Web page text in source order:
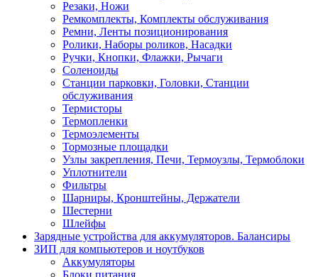
Резаки, Ножи
Ремкомплекты, Комплекты обслуживания
Ремни, Ленты позиционирования
Ролики, Наборы роликов, Насадки
Ручки, Кнопки, Флажки, Рычаги
Соленоиды
Станции парковки, Головки, Станции
обслуживания
Термисторы
Термопленки
Термоэлементы
Тормозные площадки
Узлы закрепления, Печи, Термоузлы, Термоблоки
Уплотнители
Фильтры
Шарниры, Кронштейны, Держатели
Шестерни
Шлейфы
Зарядные устройства для аккумуляторов. Балансиры
ЗИП для компьютеров и ноутбуков
Аккумуляторы
Блоки питания